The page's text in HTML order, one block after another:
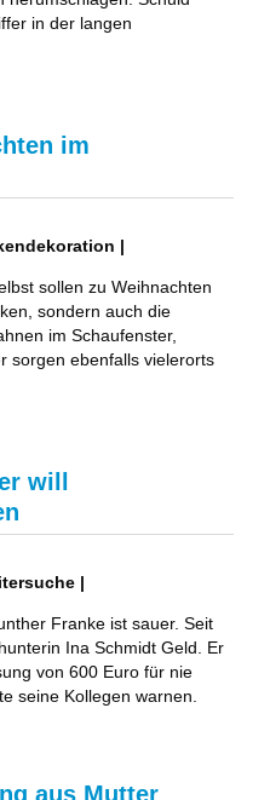
in der langen
im
|
sollen zu Weihnachten
sondern auch die
im Schaufenster,
sorgen ebenfalls vielerorts
will
|
Franke ist sauer. Seit
Ina Schmidt Geld. Er
von 600 Euro für nie
seine Kollegen warnen.
aus Mutter